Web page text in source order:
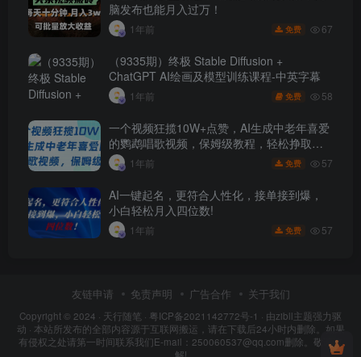
脑发布也能月入过万！
1年前 免费 67
（9335期）终极 Stable Diffusion +
ChatGPT AI绘画及模型训练课程-中英字幕
1年前 免费 58
一个视频狂揽10W+点赞，AI生成中老年喜爱
的鹦鹉唱歌视频，保姆级教程，轻松挣取创
作者分成
1年前 免费 57
AI一键起名，更符合人性化，接单接到爆，
小白轻松月入四位数!
1年前 免费 57
友链申请 免责声明 广告合作 关于我们
Copyright © 2024 · 天行随笔 · 粤ICP备2021142772号-1 · 由zibll主题强力驱
动 · 本站所发布的全部内容源于互联网搬运，请在下载后24小时内删除。如果
有侵权之处请第一时间联系我们E-mail：250060537@qq.com删除。敬请谅
解!